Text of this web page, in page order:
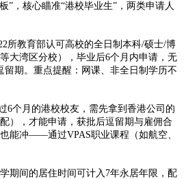
，核心瞄准“港校毕业生”，两类申请人
教育部认可高校的全日制本科/硕士/博
大湾区分校），毕业后6个月内申请，无
留期。重点提醒：网课、非全日制学历不
个月的港校校友，需先拿到香港公司的
），才能申请，获批后逗留期与雇佣合
能冲——通过VPAS职业课程（如航空、
间的居住时间可计入7年永居年限，配